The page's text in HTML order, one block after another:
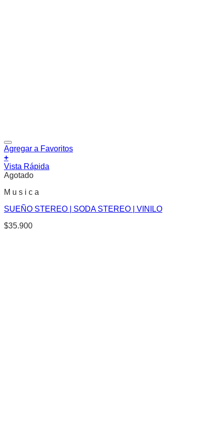
Agregar a Favoritos
+
Vista Rápida
Agotado
M u s i c a
SUEÑO STEREO | SODA STEREO | VINILO
$35.900